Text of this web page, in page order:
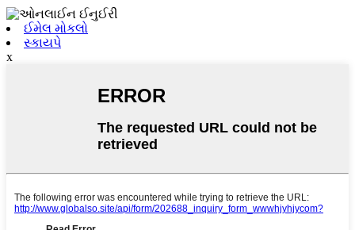
ઈમેલ મોકલો
સ્કાયપે
x